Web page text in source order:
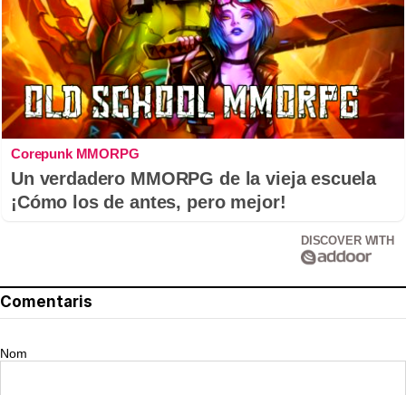
Corepunk MMORPG
Un verdadero MMORPG de la vieja escuela
¡Cómo los de antes, pero mejor!
DISCOVER WITH
Comentaris
Nom